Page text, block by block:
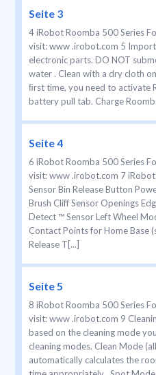
Seite 3
4 iRobot Roomba 500 Series
visit: www .irobot.com 5
electronic parts. DO NOT
water . Clean with a dry cloth
ﬁrst time, you need to activate
battery pull tab. Charge
Seite 4
6 iRobot Roomba 500 Series
visit: www .irobot.com 7
Sensor Bin Release Button
Brush Cliff Sensor Openings
Detect ™ Sensor Left Wheel
Contact Points for Home Base
Release T[...]
Seite 5
8 iRobot Roomba 500 Series
visit: www .irobot.com 9
based on the cleaning mode
cleaning modes. Clean Mode
automatically calculates the